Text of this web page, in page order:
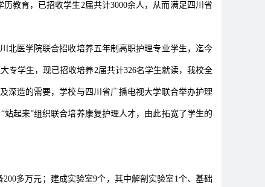
教育，已招收学生2届共计3000余人，从而满足四川省
北医学院联合招收培养五年制高职护理专业学生，迄今
专学生，现已招收培养2届共计326名学生就读，我校全
深造的需要，学校与四川省广播电视大学联合举办护理
起来”组织联合培养康复护理人才，由此拓宽了学生的
多万元；建成实验室9个，其中解剖实验室1个、基础